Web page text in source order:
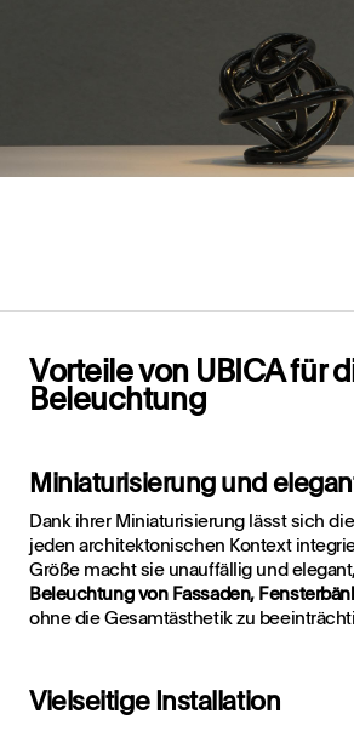
Vorteile von UBICA für
Beleuchtung
Miniaturisierung und
Dank ihrer Miniaturisierung lässt sich
jeden architektonischen Kontext
Größe macht sie unauffällig und
Beleuchtung von Fassaden,
ohne die Gesamtästhetik zu
Vielseitige Installation